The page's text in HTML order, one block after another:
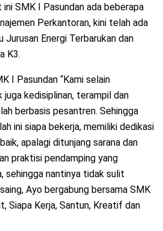
SMK I Pasundan ada beberapa
Perkantoran, kini telah ada
Jurusan Energi Terbarukan dan
K3.
I Pasundan “Kami selain
kedisiplinan, terampil dan
berbasis pesantren. Sehingga
ini siapa bekerja, memiliki dedikasi
apalagi ditunjang sarana dan
praktisi pendamping yang
sehingga nantinya tidak sulit
Ayo bergabung bersama SMK
Siapa Kerja, Santun, Kreatif dan